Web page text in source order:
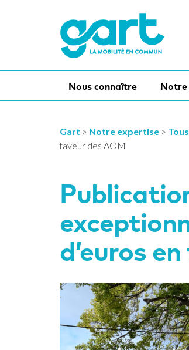
Nous connaître Notre
Gart > Notre expertise >
faveur des AOM
d’euros